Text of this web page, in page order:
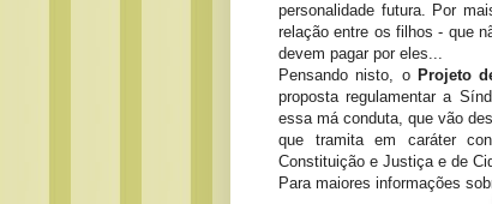
personalidade futura. Por
relação entre os filhos - que
devem pagar por eles...
Pensando nisto, o Projeto
proposta regulamentar a
essa má conduta, que vão
que tramita em caráter
Constituição e Justiça e de
Para maiores informações